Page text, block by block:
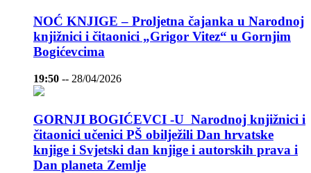
NOĆ KNJIGE – Proljetna čajanka u Narodnoj
knjižnici i čitaonici „Grigor Vitez“ u Gornjim
Bogićevcima
19:50 -- 28/04/2026
GORNJI BOGIĆEVCI -U Narodnoj knjižnici i
čitaonici učenici PŠ obilježili Dan hrvatske
knjige i Svjetski dan knjige i autorskih prava i
Dan planeta Zemlje